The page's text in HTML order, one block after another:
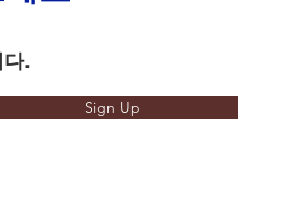
.
Sign Up